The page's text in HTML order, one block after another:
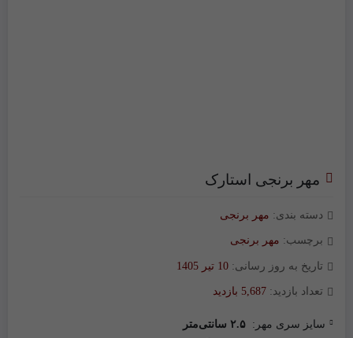
مهر برنجی استارک
دسته بندی: مهر برنجی
برچسب: مهر برنجی
تاریخ به روز رسانی: 10 تیر 1405
تعداد بازدید: 5,687 بازدید
سایز سری مهر: ۲.۵ سانتی‌متر